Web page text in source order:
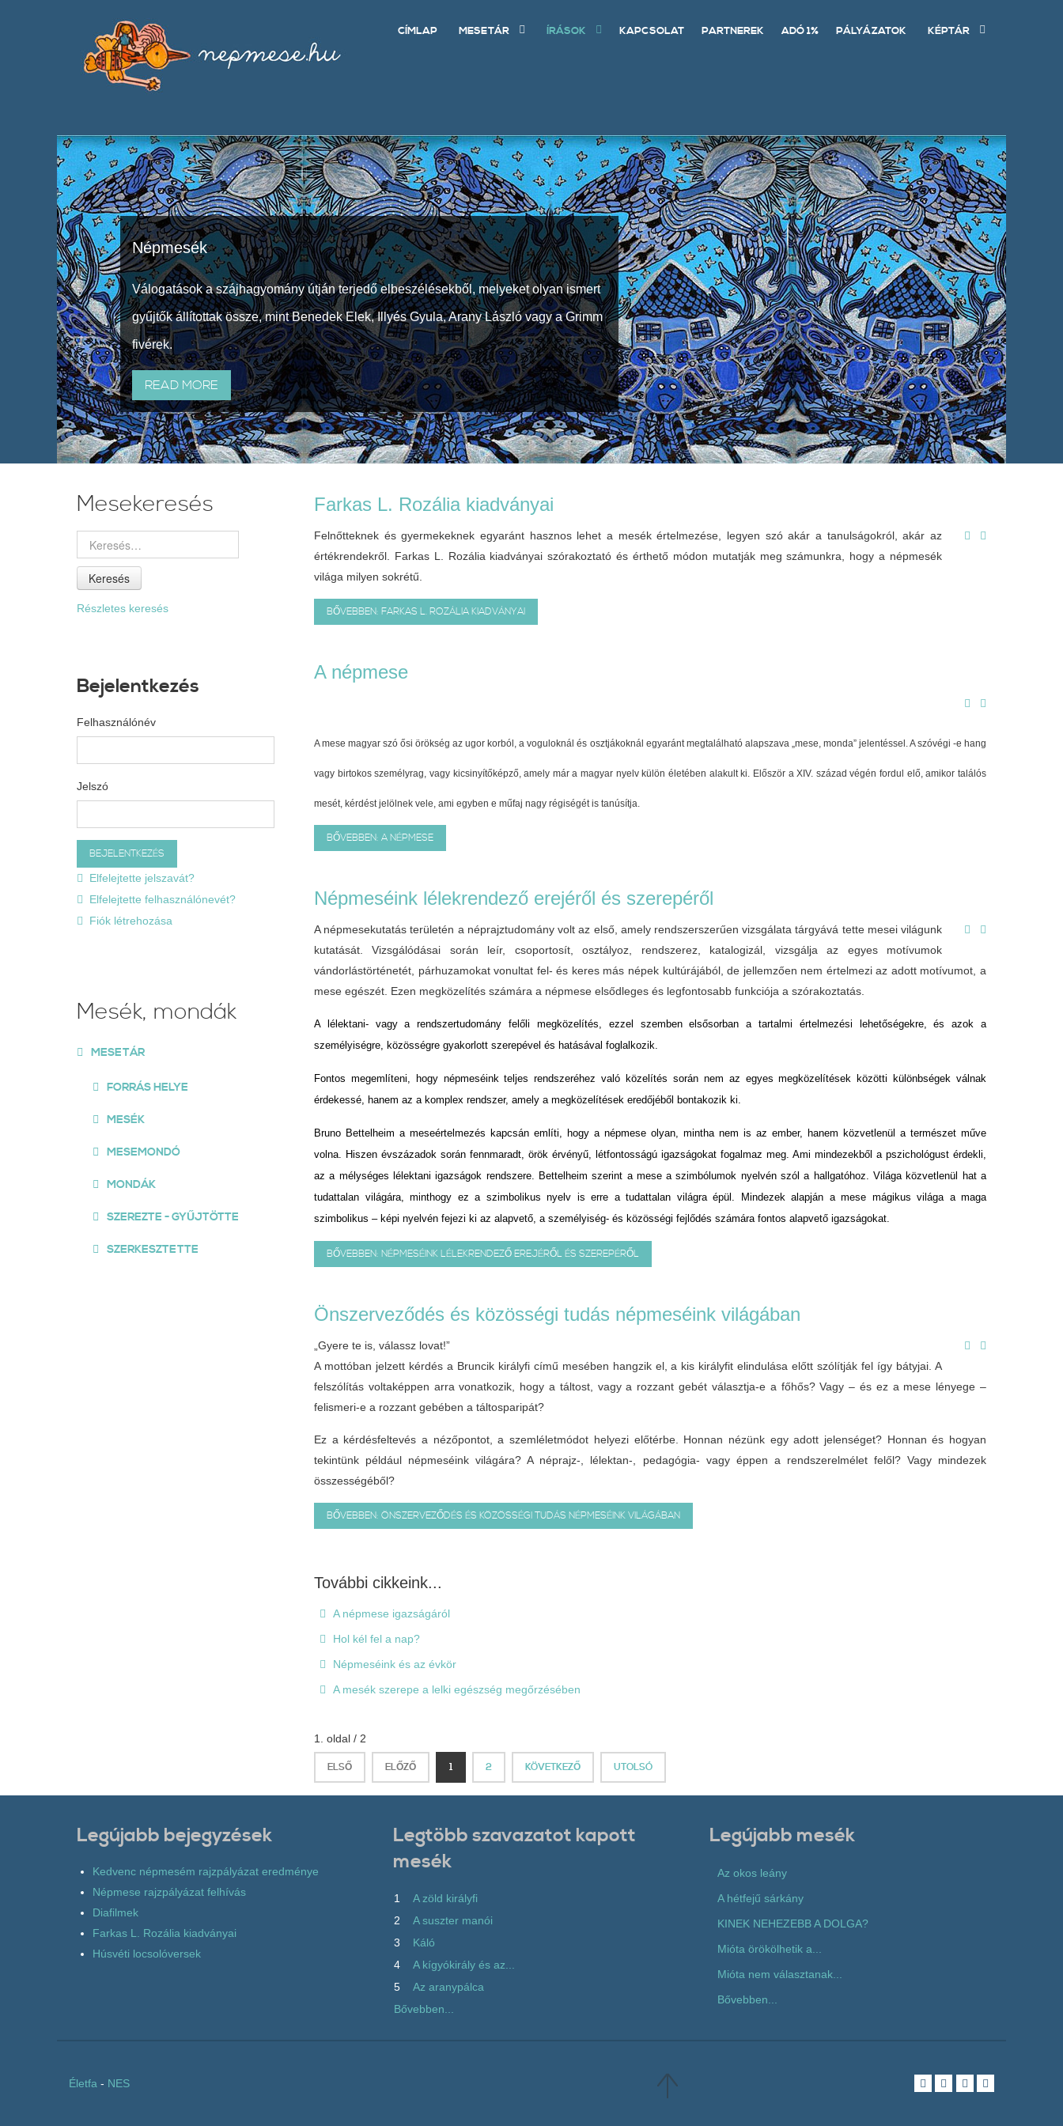
CÍMLAP MESETÁR ÍRÁSOK KAPCSOLAT PARTNEREK ADÓ 1% PÁLYÁZATOK KÉPTÁR
Népmesék
Válogatások a szájhagyomány útján terjedő elbeszélésekből, melyeket olyan ismert
gyűjtők állítottak össze, mint Benedek Elek, Illyés Gyula, Arany László vagy a Grimm
fivérek.
READ MORE
Farkas L. Rozália kiadványai
Felnőtteknek és gyermekeknek egyaránt hasznos lehet a mesék értelmezése, legyen szó akár a tanulságokról, akár az
értékrendekről. Farkas L. Rozália kiadványai szórakoztató és érthető módon mutatják meg számunkra, hogy a népmesék
világa milyen sokrétű.
BŐVEBBEN: FARKAS L. ROZÁLIA KIADVÁNYAI
A népmese
A mese magyar szó ősi örökség az ugor korból, a voguloknál és osztjákoknál egyaránt megtalálható alapszava „mese, monda” jelentéssel. A szóvégi -e hang
vagy birtokos személyrag, vagy kicsinyítőképző, amely már a magyar nyelv külön életében alakult ki. Először a XIV. század végén fordul elő, amikor találós
mesét, kérdést jelölnek vele, ami egyben e műfaj nagy régiségét is tanúsítja.
BŐVEBBEN: A NÉPMESE
Népmeséink lélekrendező erejéről és szerepéről
A népmesekutatás területén a néprajztudomány volt az első, amely rendszerszerűen vizsgálata tárgyává tette mesei világunk
kutatását. Vizsgálódásai során leír, csoportosít, osztályoz, rendszerez, katalogizál, vizsgálja az egyes motívumok
vándorlástörténetét, párhuzamokat vonultat fel- és keres más népek kultúrájából, de jellemzően nem értelmezi az adott motívumot, a
mese egészét. Ezen megközelítés számára a népmese elsődleges és legfontosabb funkciója a szórakoztatás.
A lélektani- vagy a rendszertudomány felőli megközelítés, ezzel szemben elsősorban a tartalmi értelmezési lehetőségekre, és azok a
személyiségre, közösségre gyakorlott szerepével és hatásával foglalkozik.
Fontos megemlíteni, hogy népmeséink teljes rendszeréhez való közelítés során nem az egyes megközelítések közötti különbségek válnak
érdekessé, hanem az a komplex rendszer, amely a megközelítések eredőjéből bontakozik ki.
Bruno Bettelheim a meseértelmezés kapcsán említi, hogy a népmese olyan, mintha nem is az ember, hanem közvetlenül a természet műve
volna. Hiszen évszázadok során fennmaradt, örök érvényű, létfontosságú igazságokat fogalmaz meg. Ami mindezekből a pszichológust érdekli,
az a mélységes lélektani igazságok rendszere. Bettelheim szerint a mese a szimbólumok nyelvén szól a hallgatóhoz. Világa közvetlenül hat a
tudattalan világára, minthogy ez a szimbolikus nyelv is erre a tudattalan világra épül. Mindezek alapján a mese mágikus világa a maga
szimbolikus – képi nyelvén fejezi ki az alapvető, a személyiség- és közösségi fejlődés számára fontos alapvető igazságokat.
BŐVEBBEN: NÉPMESÉINK LÉLEKRENDEZŐ EREJÉRŐL ÉS SZEREPÉRŐL
Önszerveződés és közösségi tudás népmeséink világában
„Gyere te is, válassz lovat!”
A mottóban jelzett kérdés a Bruncik királyfi című mesében hangzik el, a kis királyfit elindulása előtt szólítják fel így bátyjai. A
felszólítás voltaképpen arra vonatkozik, hogy a táltost, vagy a rozzant gebét választja-e a főhős? Vagy – és ez a mese lényege –
felismeri-e a rozzant gebében a táltosparipát?
Ez a kérdésfeltevés a nézőpontot, a szemléletmódot helyezi előtérbe. Honnan nézünk egy adott jelenséget? Honnan és hogyan
tekintünk például népmeséink világára? A néprajz-, lélektan-, pedagógia- vagy éppen a rendszerelmélet felől? Vagy mindezek
összességéből?
BŐVEBBEN: ÖNSZERVEZŐDÉS ÉS KÖZÖSSÉGI TUDÁS NÉPMESÉINK VILÁGÁBAN
További cikkeink...
A népmese igazságáról
Hol kél fel a nap?
Népmeséink és az évkör
A mesék szerepe a lelki egészség megőrzésében
1. oldal / 2
ELSŐ ELŐZŐ 1 2 KÖVETKEZŐ UTOLSÓ
Mesekeresés
Keresés
Részletes keresés
Bejelentkezés
Felhasználónév
Jelszó
Elfelejtette jelszavát?
Elfelejtette felhasználónevét?
Fiók létrehozása
Mesék, mondák
MESETÁR
FORRÁS HELYE
MESÉK
MESEMONDÓ
MONDÁK
SZEREZTE - GYŰJTÖTTE
SZERKESZTETTE
Legújabb bejegyzések
Kedvenc népmesém rajzpályázat eredménye
Népmese rajzpályázat felhívás
Diafilmek
Farkas L. Rozália kiadványai
Húsvéti locsolóversek
Legtöbb szavazatot kapott
mesék
1
A zöld királyfi
2
A suszter manói
3
Káló
4
A kígyókirály és az...
5
Az aranypálca
Bővebben...
Legújabb mesék
Az okos leány
A hétfejű sárkány
KINEK NEHEZEBB A DOLGA?
Mióta örökölhetik a...
Mióta nem választanak...
Bővebben...
Életfa - NES